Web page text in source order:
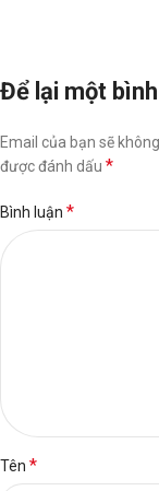
Để lại một
Email của bạn sẽ
được đánh dấu *
Bình luận *
Tên *